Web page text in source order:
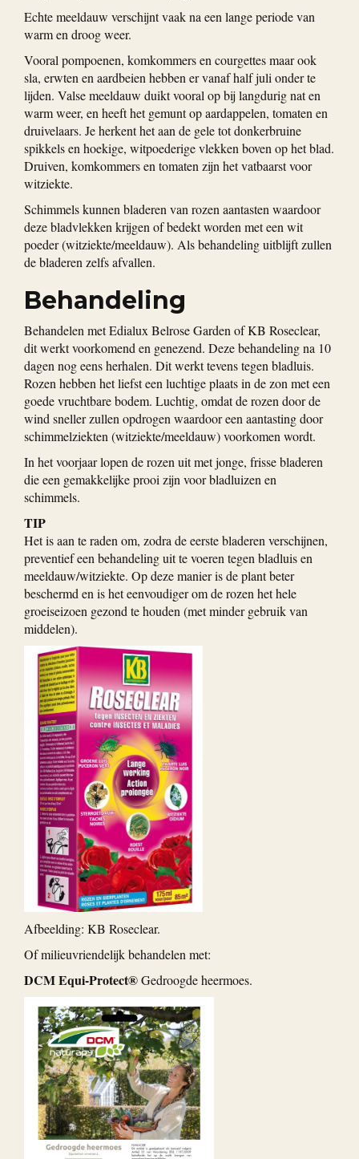
Echte meeldauw verschijnt vaak na een lange periode van
warm en droog weer.
Vooral pompoenen, komkommers en courgettes maar ook
sla, erwten en aardbeien hebben er vanaf half juli onder te
lijden. Valse meeldauw duikt vooral op bij langdurig nat en
warm weer, en heeft het gemunt op aardappelen, tomaten en
druivelaars. Je herkent het aan de gele tot donkerbruine
spikkels en hoekige, witpoederige vlekken boven op het blad.
Druiven, komkommers en tomaten zijn het vatbaarst voor
witziekte.
Schimmels kunnen bladeren van rozen aantasten waardoor
deze bladvlekken krijgen of bedekt worden met een wit
poeder (witziekte/meeldauw). Als behandeling uitblijft zullen
de bladeren zelfs afvallen.
Behandeling
Behandelen met Edialux Belrose Garden of KB Roseclear,
dit werkt voorkomend en genezend. Deze behandeling na 10
dagen nog eens herhalen. Dit werkt tevens tegen bladluis.
Rozen hebben het liefst een luchtige plaats in de zon met een
goede vruchtbare bodem. Luchtig, omdat de rozen door de
wind sneller zullen opdrogen waardoor een aantasting door
schimmelziekten (witziekte/meeldauw) voorkomen wordt.
In het voorjaar lopen de rozen uit met jonge, frisse bladeren
die een gemakkelijke prooi zijn voor bladluizen en
schimmels.
TIP
Het is aan te raden om, zodra de eerste bladeren verschijnen,
preventief een behandeling uit te voeren tegen bladluis en
meeldauw/witziekte. Op deze manier is de plant beter
beschermd en is het eenvoudiger om de rozen het hele
groeiseizoen gezond te houden (met minder gebruik van
middelen).
Afbeelding: KB Roseclear.
Of milieuvriendelijk behandelen met:
DCM Equi-Protect®Gedroogde heermoes.